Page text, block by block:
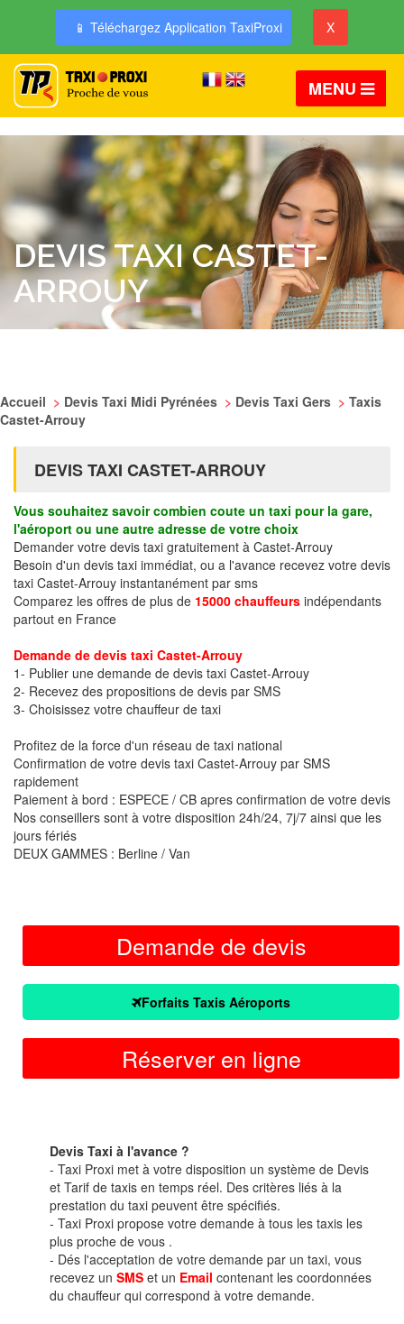
📱 Téléchargez Application TaxiProxi X
MENU
DEVIS TAXI CASTET-
ARROUY
Accueil > Devis Taxi Midi Pyrénées > Devis Taxi Gers > Taxis
Castet-Arrouy
DEVIS TAXI CASTET-ARROUY
Vous souhaitez savoir combien coute un taxi pour la gare,
l'aéroport ou une autre adresse de votre choix
Demander votre devis taxi gratuitement à Castet-Arrouy
Besoin d'un devis taxi immédiat, ou a l'avance recevez votre devis
taxi Castet-Arrouy instantanément par sms
Comparez les offres de plus de 15000 chauffeurs indépendants
partout en France
Demande de devis taxi Castet-Arrouy
1- Publier une demande de devis taxi Castet-Arrouy
2- Recevez des propositions de devis par SMS
3- Choisissez votre chauffeur de taxi
Profitez de la force d'un réseau de taxi national
Confirmation de votre devis taxi Castet-Arrouy par SMS
rapidement
Paiement à bord : ESPECE / CB apres confirmation de votre devis
Nos conseillers sont à votre disposition 24h/24, 7j/7 ainsi que les
jours fériés
DEUX GAMMES : Berline / Van
Demande de devis
Forfaits Taxis Aéroports
Réserver en ligne
Devis Taxi à l'avance ?
- Taxi Proxi met à votre disposition un système de Devis
et Tarif de taxis en temps réel. Des critères liés à la
prestation du taxi peuvent être spécifiés.
- Taxi Proxi propose votre demande à tous les taxis les
plus proche de vous .
- Dés l'acceptation de votre demande par un taxi, vous
recevez un SMS et un Email contenant les coordonnées
du chauffeur qui correspond à votre demande.